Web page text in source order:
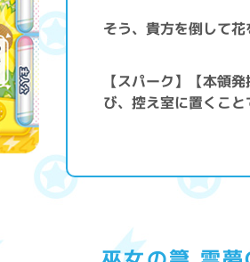
そう、貴方を倒して
【スパーク】【本領
び、控え室に置くこと